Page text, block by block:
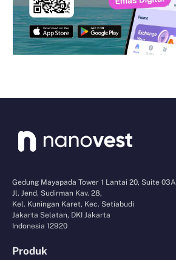
Gedung Mayapada Tower 1 Lantai 20, Suite 03A
Jl. Jend. Sudirman Kav. 28,
Kel. Kuningan Karet, Kec. Setiabudi
Jakarta Selatan, DKI Jakarta
Indonesia 12920
Produk